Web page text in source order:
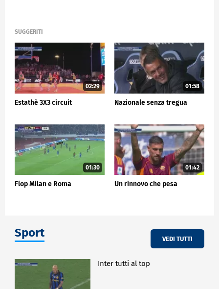
SUGGERITI
02:29
Estathè 3X3 circuit
01:58
Nazionale senza tregua
01:30
Flop Milan e Roma
01:42
Un rinnovo che pesa
Sport VEDI TUTTI
Inter tutti al top